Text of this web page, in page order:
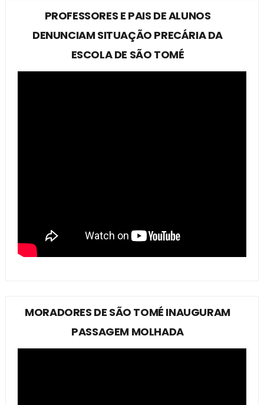
PROFESSORES E PAIS DE ALUNOS
DENUNCIAM SITUAÇÃO PRECÁRIA DA
ESCOLA DE SÃO TOMÉ
MORADORES DE SÃO TOMÉ INAUGURAM
PASSAGEM MOLHADA